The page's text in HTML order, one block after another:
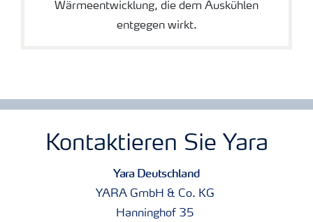
Wärmeentwicklung, die dem Auskühlen
entgegen wirkt.
Kontaktieren Sie Yara
Yara Deutschland
YARA GmbH & Co. KG
Hanninghof 35